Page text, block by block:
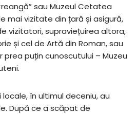
sau Muzeul Cetatea
mai vizitate din țară și asigură,
vizitatori, supraviețuirea altora,
și cel de Artă din Roman, sau
prea puțin cunoscutului – Muzeu
în ultimul deceniu, au
După ce a scăpat de